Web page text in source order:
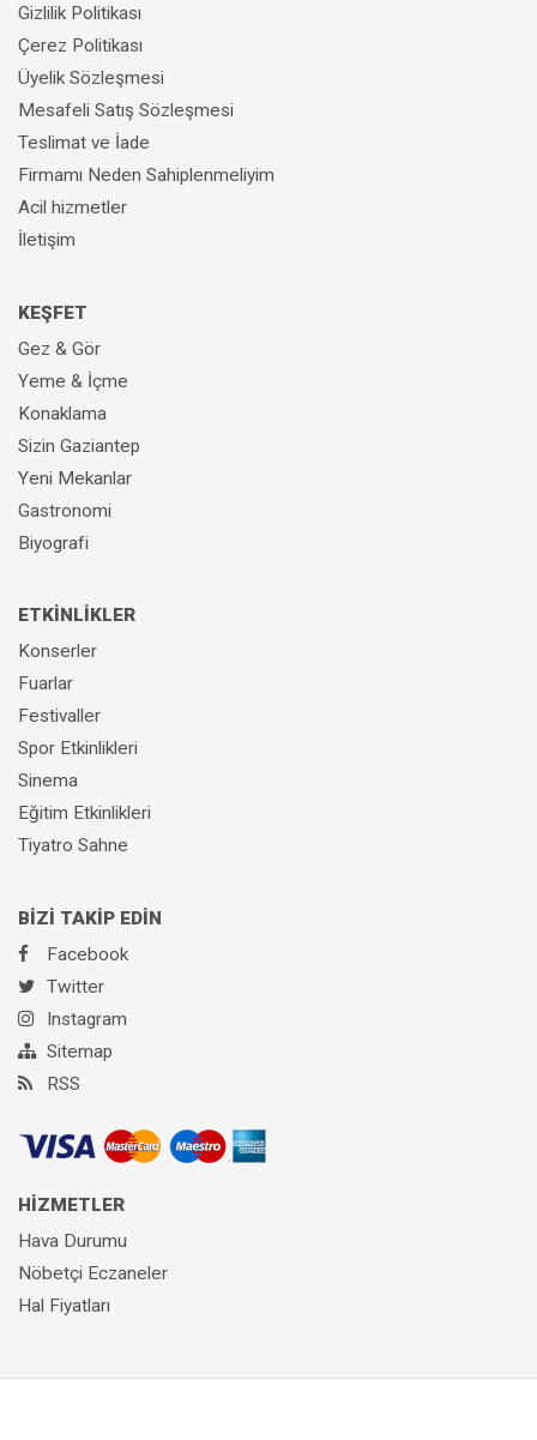
Gizlilik Politikası
Çerez Politikası
Üyelik Sözleşmesi
Mesafeli Satış Sözleşmesi
Teslimat ve İade
Firmamı Neden Sahiplenmeliyim
Acil hizmetler
İletişim
KEŞFET
Gez & Gör
Yeme & İçme
Konaklama
Sizin Gaziantep
Yeni Mekanlar
Gastronomi
Biyografi
ETKİNLİKLER
Konserler
Fuarlar
Festivaller
Spor Etkinlikleri
Sinema
Eğitim Etkinlikleri
Tiyatro Sahne
BİZİ TAKİP EDİN
Facebook
Twitter
Instagram
Sitemap
RSS
HİZMETLER
Hava Durumu
Nöbetçi Eczaneler
Hal Fiyatları